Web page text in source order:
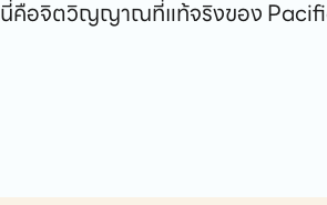
นี่คือจิตวิญญาณที่แท้จริงของ Pacific